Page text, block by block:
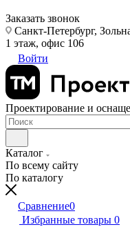
Заказать звонок
Санкт-Петербург,
1 этаж, офис 106
Войти
Проектирование и
Каталог
По всему сайту
По каталогу
Сравнение0
Избранные товары 0